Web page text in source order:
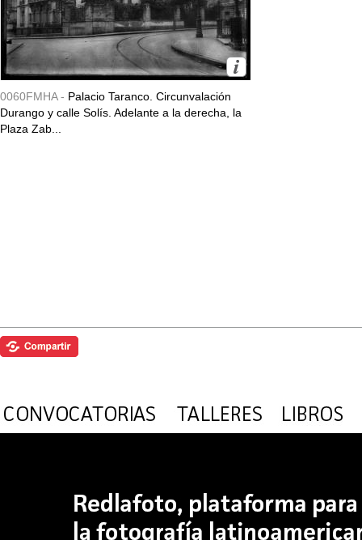
0060FMHA - Palacio Taranco. Circunvalación
Durango y calle Solís. Adelante a la derecha, la
Plaza Zab...